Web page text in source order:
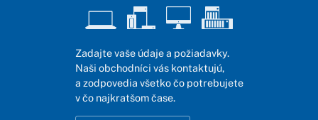
Zadajte vaše údaje a požiadavky.
Naši obchodníci vás kontaktujú,
a zodpovedia všetko čo potrebujete
v čo najkratšom čase.